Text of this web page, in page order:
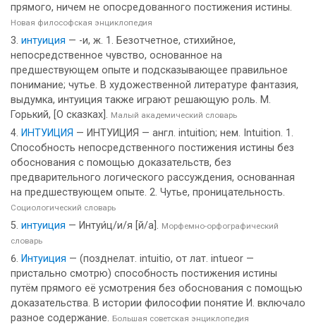
прямого, ничем не опосредованного постижения истины.
Новая философская энциклопедия
интуиция — -и, ж. 1. Безотчетное, стихийное,
непосредственное чувство, основанное на
предшествующем опыте и подсказывающее правильное
понимание; чутье. В художественной литературе фантазия,
выдумка, интуиция также играют решающую роль. М.
Горький, [О сказках]. Малый академический словарь
ИНТУИЦИЯ — ИНТУИЦИЯ — англ. intuition; нем. Intuition. 1.
Способность непосредственного постижения истины без
обоснования с помощью доказательств, без
предварительного логического рассуждения, основанная
на предшествующем опыте. 2. Чутье, проницательность.
Социологический словарь
интуиция — Интуи́ц/и/я [й/а]. Морфемно-орфографический
словарь
Интуиция — (позднелат. intuitio, от лат. intueor —
пристально смотрю) способность постижения истины
путём прямого её усмотрения без обоснования с помощью
доказательства. В истории философии понятие И. включало
разное содержание. Большая советская энциклопедия